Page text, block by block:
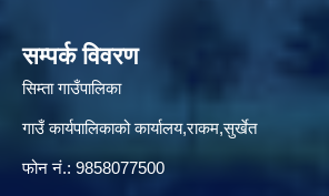
सम्पर्क विवरण
सिम्ता गाउँपालिका
गाउँ कार्यपालिकाको कार्यालय,राकम,सुर्खेत
फोन नं.: 9858077500